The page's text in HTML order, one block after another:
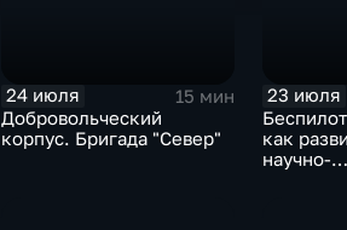
24 июля
15 мин
Добровольческий
корпус. Бригада "Север"
23 июля
как
научно-